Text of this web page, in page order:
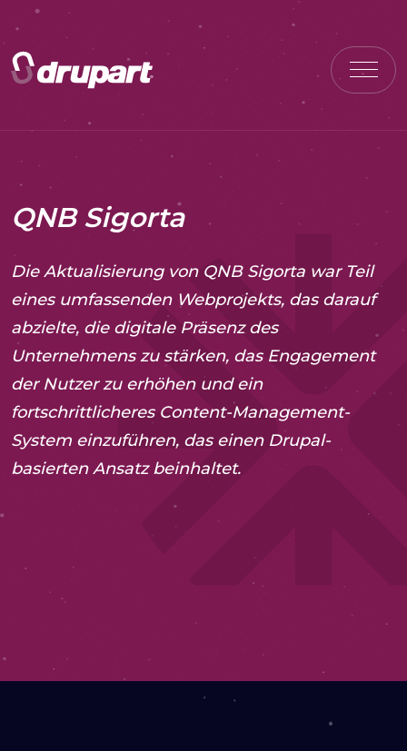
QNB Sigorta
Die Aktualisierung von QNB Sigorta war Teil
eines umfassenden Webprojekts, das darauf
abzielte, die digitale Präsenz des
Unternehmens zu stärken, das Engagement
der Nutzer zu erhöhen und ein
fortschrittlicheres Content-Management-
System einzuführen, das einen Drupal-
basierten Ansatz beinhaltet.